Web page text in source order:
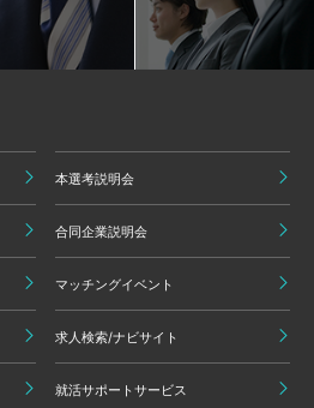
本選考説明会
合同企業説明会
マッチングイベント
求人検索/ナビサイト
就活サポートサービス